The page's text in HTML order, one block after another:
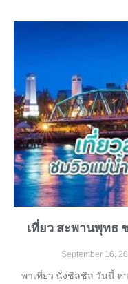
เที่ยว สะพานพุทธ
September 16,
พาเที่ยว นั่งชิลชิล วันนี้ ห